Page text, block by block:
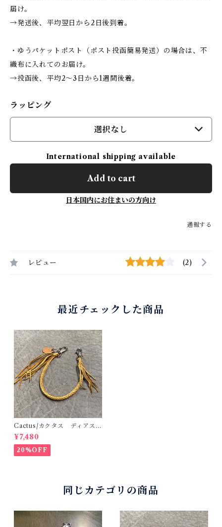
届け。
→発送後、平均翌日から2日後到着。
・ゆうパケットポスト（ポスト投函簡易発送）の場合は、不
織布に入れてのお届け。
→投函後、平均2〜3日から1週間後着。
ラッピング
選択なし
International shipping available
Add to cart
日本国内にお住まいの方向け
通報する
レビュー (2)
最近チェックした商品
Cactus/カクタス ディアスキ
ンレース（鹿革）8本編みウォ
レットロープ サドル 45cm
手編み 八つ編み
¥7,480
20%OFF
同じカテゴリの商品